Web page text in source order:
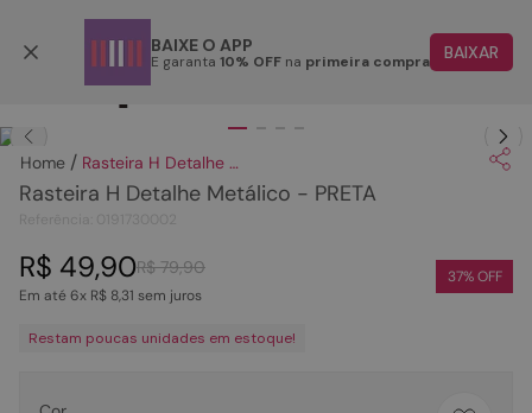
BAIXE O APP
E garanta 10% OFF na primeira compra BAIXAR
Rasteira H Detalhe Metálico - PRETA
Rasteira H Detalhe Metálico - PRETA
R$ 79,90
R$ 49,90
Em até6x R$ 8,31 sem juros
37% OFF
Restam poucas unidades em estoque!
1
2º
tenis
4º
rasteira
5º
sandalia
6º
tamanco